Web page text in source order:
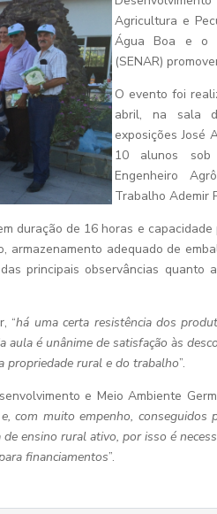
Agricultura e
Água Boa e o
(SENAR)
O evento foi
abril, na sala
exposições José
10 alunos sob
Engenheiro
Trabalho Ademir
duração de 16 horas e
adequado de
principais observâncias
“há uma certa resistência dos
é unânime de satisfação às
propriedade rural e do trabalho”.
e Meio Ambiente
com muito empenho, conseguidos
ensino rural ativo, por isso é
financiamentos”.